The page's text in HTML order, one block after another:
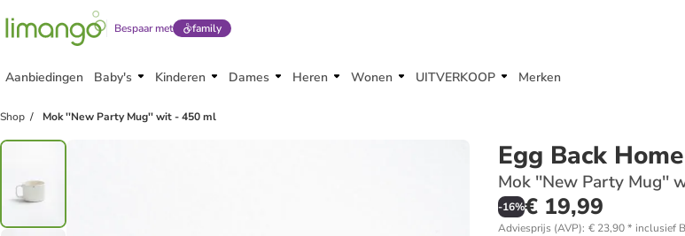
Bespaar met family
Aanbiedingen Baby's Kinderen Dames Heren Wonen UITVERKOOP Merken
Shop Mok ''New Party Mug'' wit - 450 ml
Egg Back Home
Mok ''New Party Mug''
-16%€ 19,99
Adviesprijs (AVP): € 23,90* inclusief